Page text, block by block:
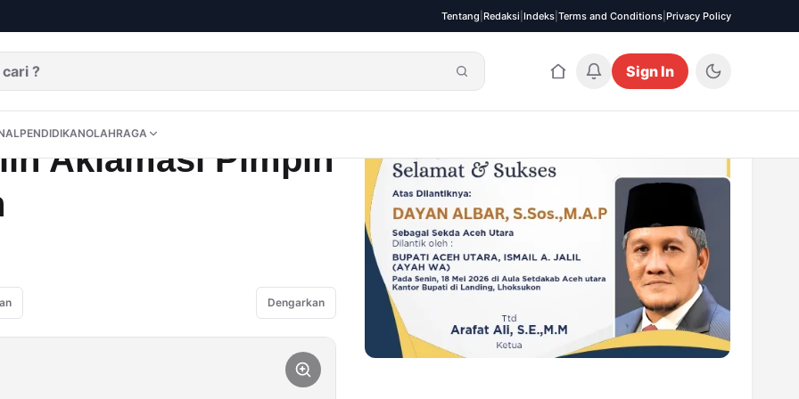
Tentang Redaksi Indeks Terms and Conditions Privacy Policy
OPININUSANTARAINTERNASIONALPENDIDIKANOLAHRAGA
Sign In
PENDIDIKANOLAHRAGA
Perserosi Aceh
Aklamasi Pimpin
Dengarkan